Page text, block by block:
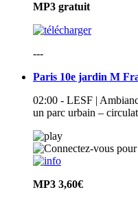
MP3 gratuit
---
Paris 10e jardin M
02:00 - LESF |
un parc urbain –
MP3 3,60€